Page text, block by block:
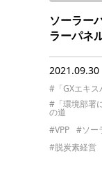
ソーラー
ラーパネ
2021.09.30
#「GXエキ
#「環境部署
の道
#VPP
#ソー
#脱炭素経営